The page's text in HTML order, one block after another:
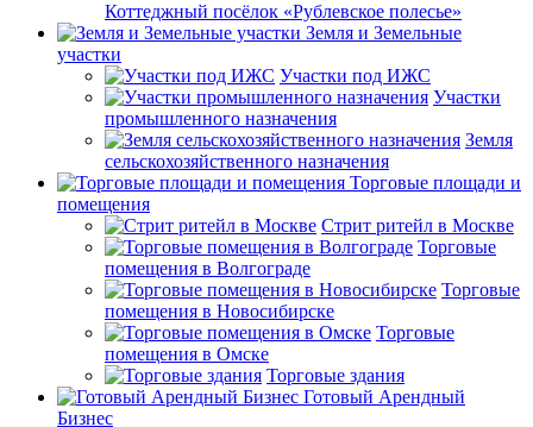
Коттеджный посёлок «Рублевское полесье»
Земля и Земельные
участки
Участки под ИЖС
Участки
промышленного назначения
Земля
сельскохозяйственного назначения
Торговые площади и
помещения
Стрит ритейл в Москве
Торговые
помещения в Волгограде
Торговые
помещения в Новосибирске
Торговые
помещения в Омске
Торговые здания
Готовый Арендный
Бизнес